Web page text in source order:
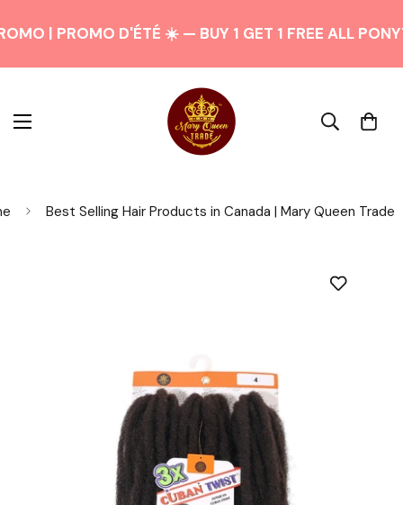
| PROMO D'ÉTÉ ☀️ — BUY 1 GET 1 FREE ALL
Best Selling Hair Products in Canada | Mary Queen Trade